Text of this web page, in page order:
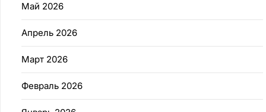
Май 2026
Апрель 2026
Март 2026
Февраль 2026